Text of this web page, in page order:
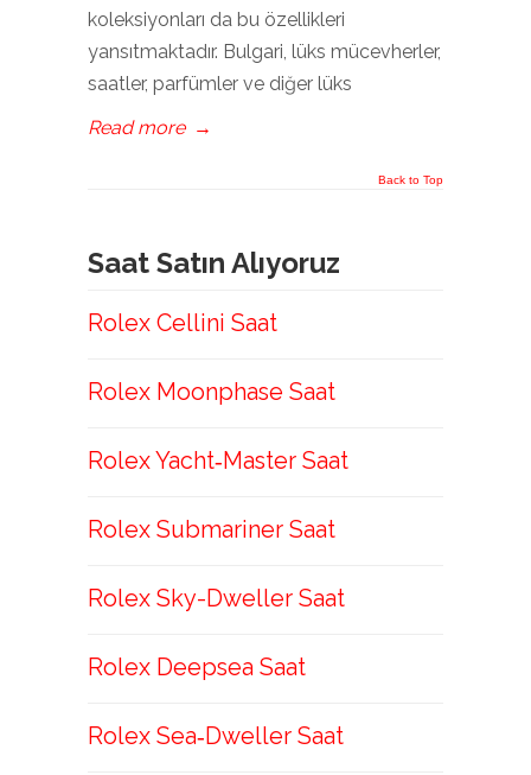
koleksiyonları da bu özellikleri
yansıtmaktadır. Bulgari, lüks mücevherler,
saatler, parfümler ve diğer lüks
Read more →
Back to Top
Saat Satın Alıyoruz
Rolex Cellini Saat
Rolex Moonphase Saat
Rolex Yacht‑Master Saat
Rolex Submariner Saat
Rolex Sky-Dweller Saat
Rolex Deepsea Saat
Rolex Sea‑Dweller Saat